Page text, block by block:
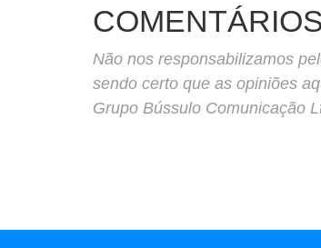
COMENTÁRIOS
Não nos responsabilizamos
sendo certo que as opiniões
Grupo Bússulo Comunicação